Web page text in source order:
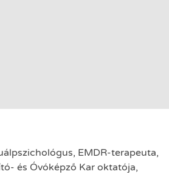
EMDR-terapeuta,
és Óvóképző Kar oktatója,